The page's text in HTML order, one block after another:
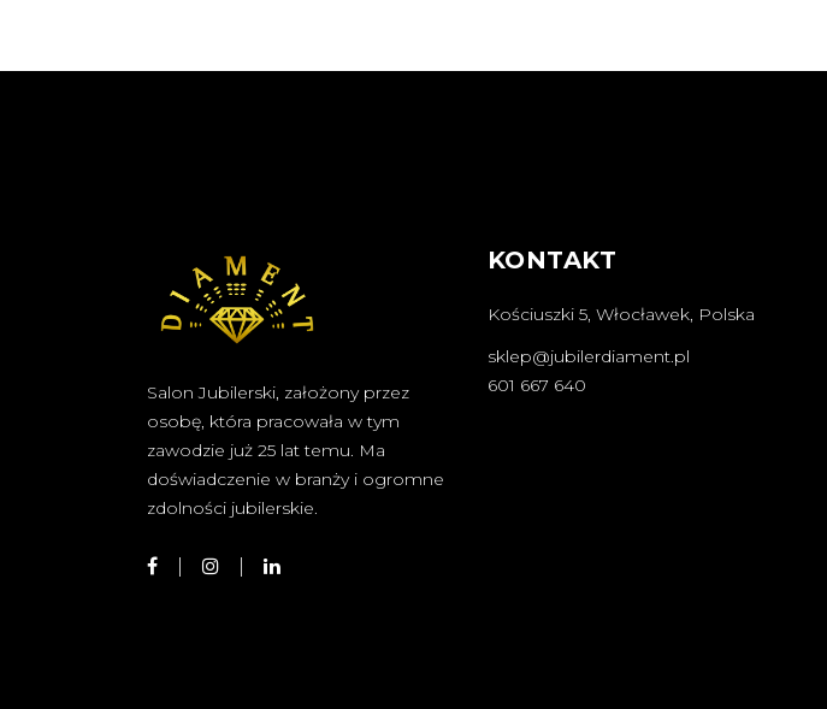
Salon Jubilerski, założony przez
osobę, która pracowała w tym
zawodzie już 25 lat temu. Ma
doświadczenie w branży i ogromne
zdolności jubilerskie.
KONTAKT
Kościuszki 5, Włocławek, Polska
sklep@jubilerdiament.pl
601 667 640